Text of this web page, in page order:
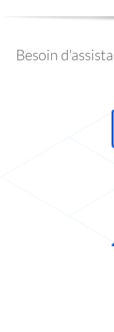
Besoin